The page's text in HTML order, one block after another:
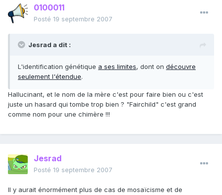
0100011
Posté 19 septembre 2007
Jesrad a dit :
L'identification génétique a ses limites, dont on découvre
seulement l'étendue.
Hallucinant, et le nom de la mère c'est pour faire bien ou c'est
juste un hasard qui tombe trop bien ? "Fairchild" c'est grand
comme nom pour une chimère !!!
Jesrad
Posté 19 septembre 2007
Il y aurait énormément plus de cas de mosaïcisme et de